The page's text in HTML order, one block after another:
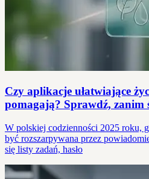
Czy aplikacje ułatwiające
pomagają? Sprawdź, zanim
W polskiej codzienności 2025 roku,
być rozszarpywana przez
się listy zadań, hasło